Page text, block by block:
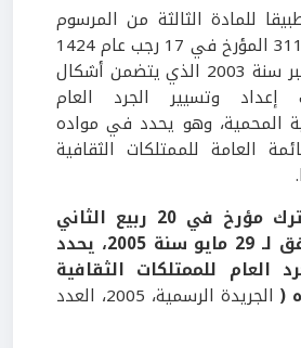
للمادة الثالثة من المرسوم
التنفيذي رقم 03-311 المؤرخ في 17 رجب عام 1424
الموافق 14 سبتمبر سنة 2003 الذي يتضمن أشكال
إعداد وتسيير الجرد العام
المحمية، وهو يحدد في مواده
العامة للممتلكات الثقافية
قرار وزاري مشترك مؤرخ في 20 ربيع الثاني
عام 1426 الموافق لـ 29 مايو سنة 2005، يحدد
للممتلكات الثقافية
(
الجريدة الرسمية، 2005، العدد